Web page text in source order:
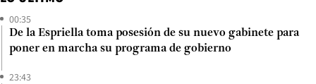
00:35
De la Espriella toma posesión de su nuevo gabinete para
poner en marcha su programa de gobierno
23:43